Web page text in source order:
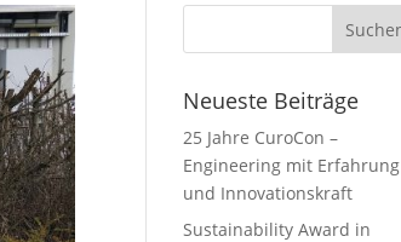
Neueste Beiträge
25 Jahre CuroCon –
Engineering mit Erfahrung
und Innovationskraft
Sustainability Award in